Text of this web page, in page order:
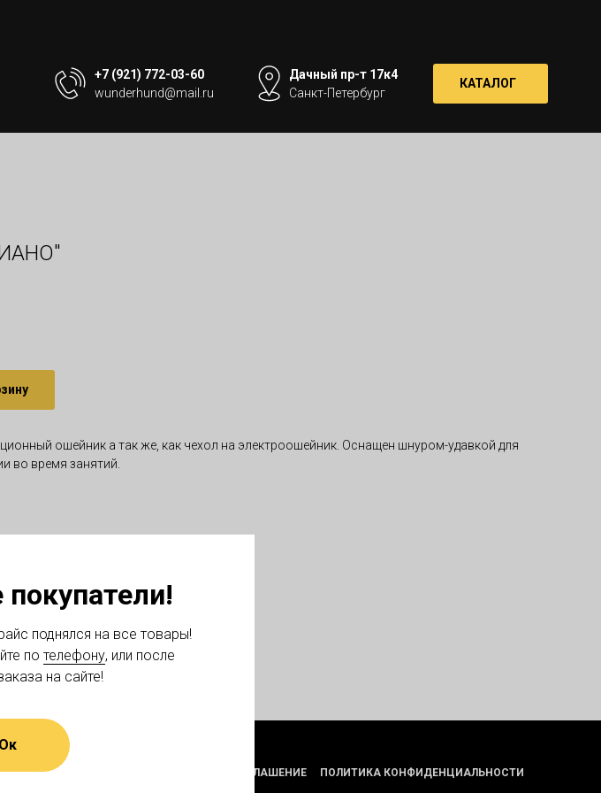
+7 (921) 772-03-60
wunderhund@mail.ru
Дачный пр-т 17к4
Санкт-Петербург
КАТАЛОГ
поднялся на все товары!
по телефону, или после
на сайте!
Ок
ошейник а так же, как чехол на электроошейник. Оснащен шнуром-удавкой для
во время занятий.
КОНТАКТЫ ПОЛЬЗОВАТЕЛЬСКОЕ СОГЛАШЕНИЕ ПОЛИТИКА КОНФИДЕНЦИАЛЬНОСТИ